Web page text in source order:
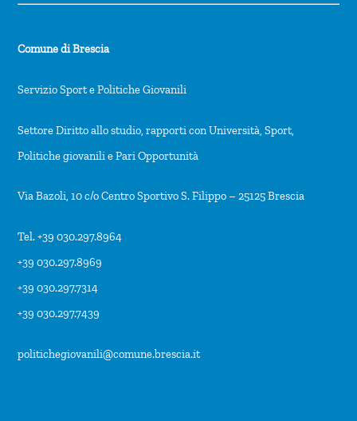
Comune di Brescia
Servizio Sport e Politiche Giovanili
Settore Diritto allo studio, rapporti con Università, Sport,
Politiche giovanili e Pari Opportunità
Via Bazoli, 10 c/o Centro Sportivo S. Filippo – 25125 Brescia
Tel. +39 030.297.8964
+39 030.297.8969
+39 030.297.7314
+39 030.297.7439
politichegiovanili@comune.brescia.it